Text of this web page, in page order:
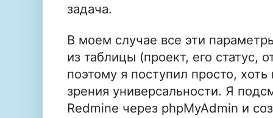
задача.
В моем случае все эти
из таблицы (проект, его статус,
поэтому я поступил просто,
зрения универсальности. Я
Redmine через phpMyAdmin и